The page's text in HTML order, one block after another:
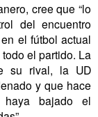
cree que “lo
del encuentro
el fútbol actual
el partido. La
su rival, la UD
y que hace
bajado el